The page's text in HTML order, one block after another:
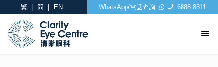
繁 简 EN WhatsApp/電話查詢 6888 8811